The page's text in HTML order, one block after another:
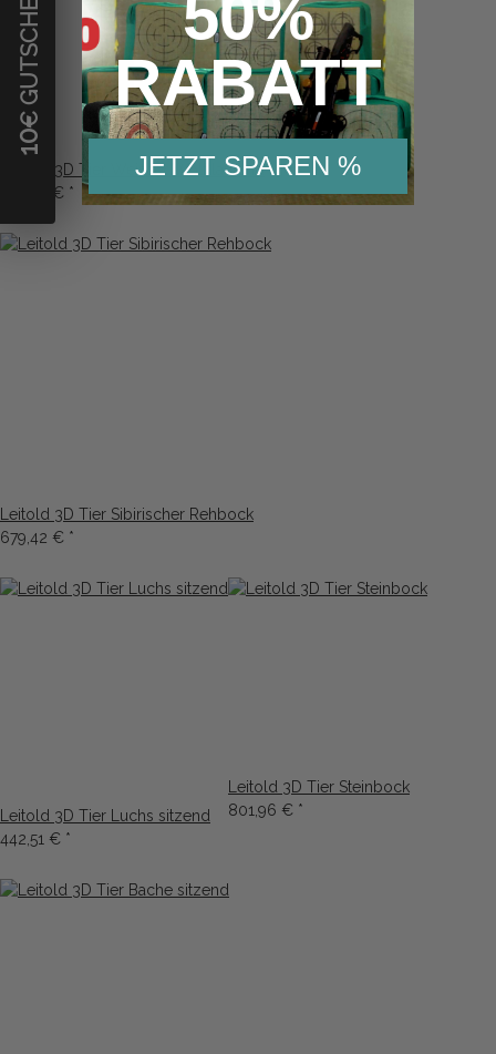
Leitold 3D Tier Weisser Wolf laufend
679,42 € *
Leitold 3D Tier Sibirischer Rehbock
679,42 € *
Leitold 3D Tier Luchs sitzend
442,51 € *
Leitold 3D Tier Steinbock
801,96 € *
10
€ GUTSCHEIN
50%
RABATT
JETZT SPAREN %